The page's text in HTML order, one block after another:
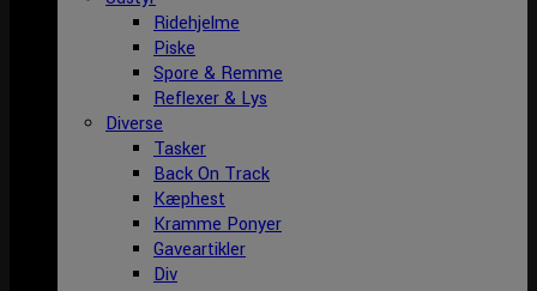
Ridehjelme
Piske
Spore & Remme
Reflexer & Lys
Diverse
Tasker
Back On Track
Kæphest
Kramme Ponyer
Gaveartikler
Div